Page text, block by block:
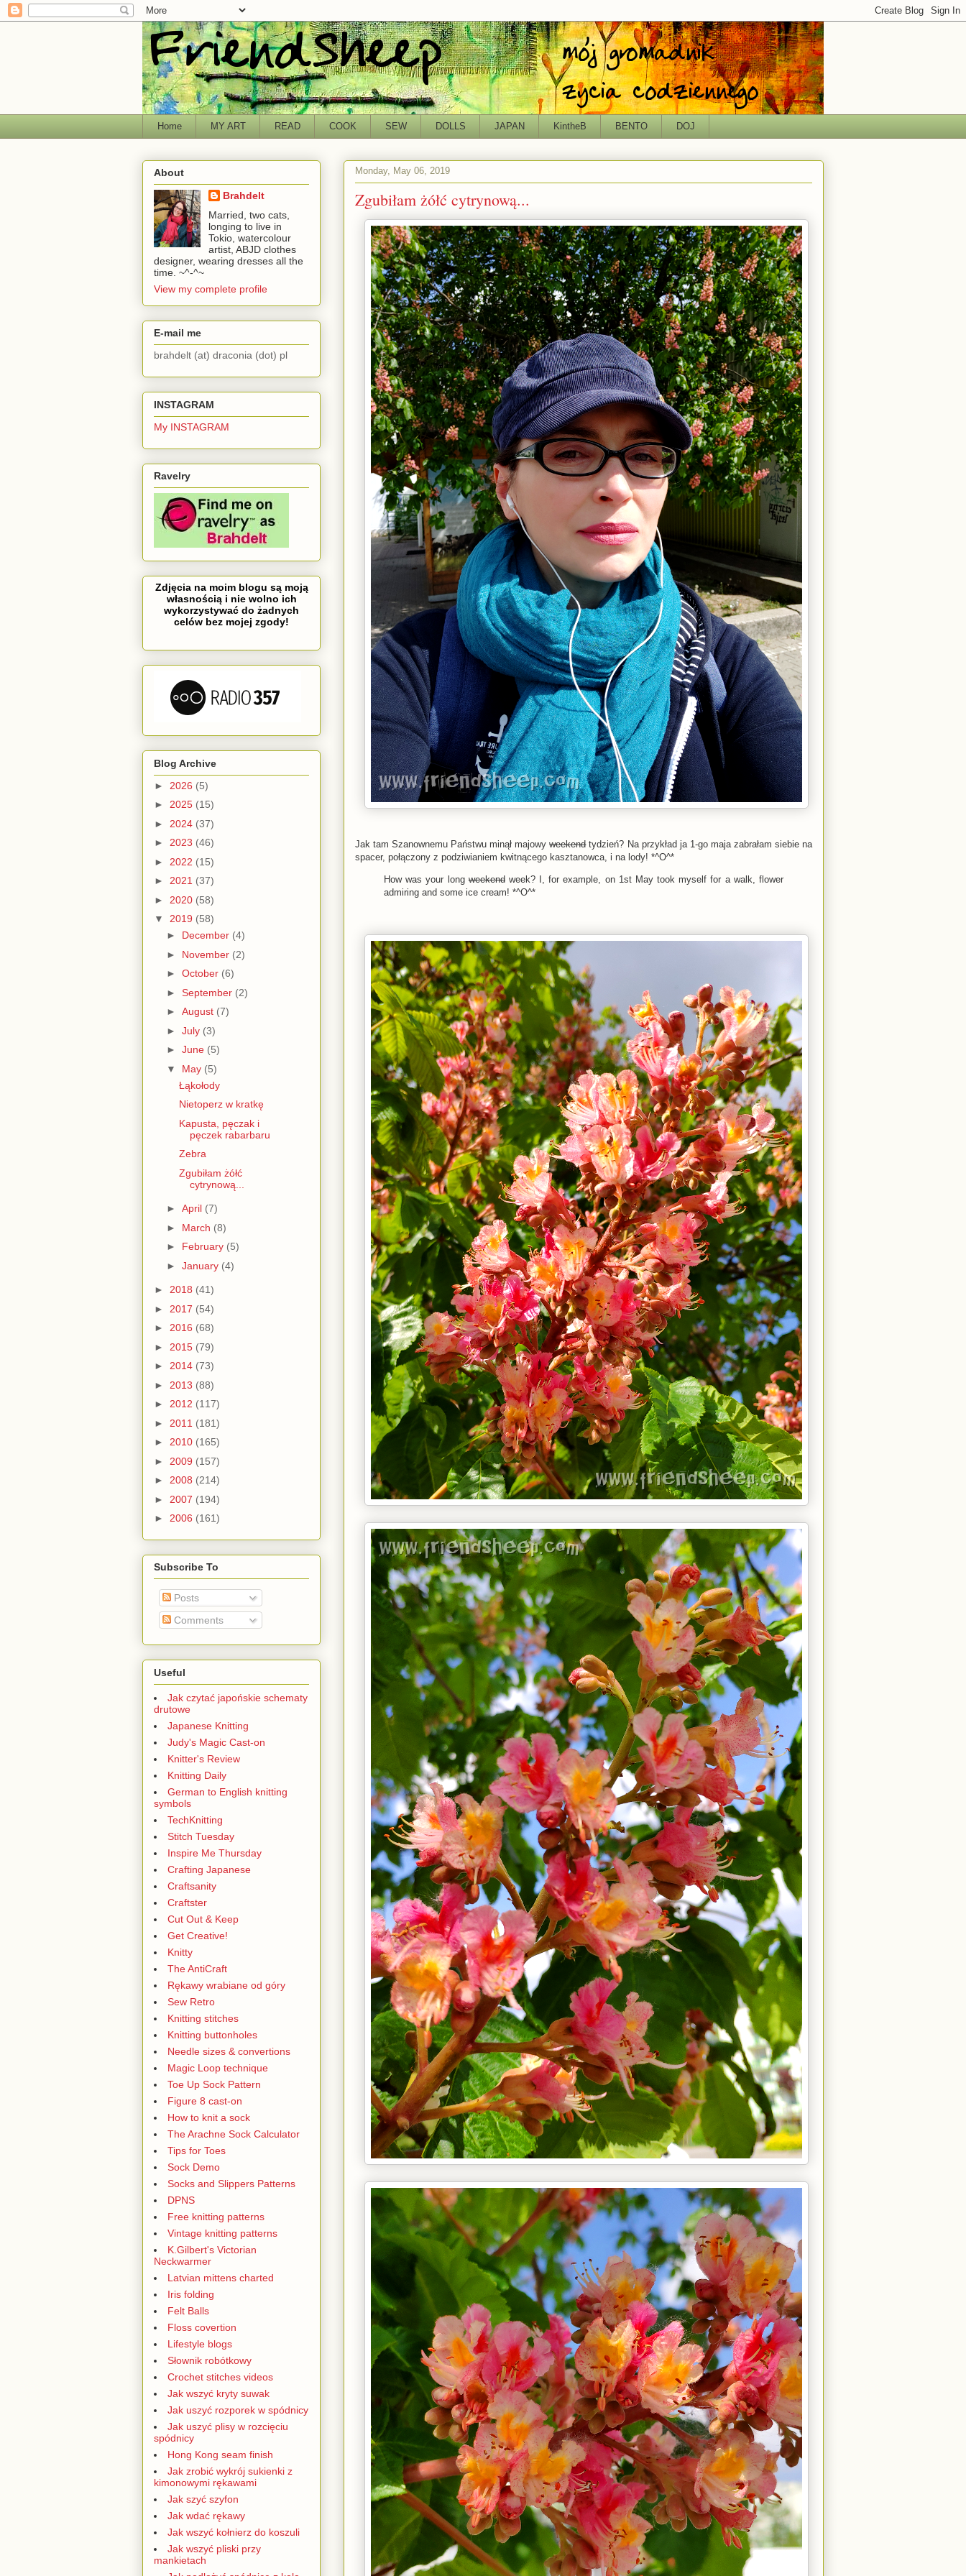
Home MY ART READ COOK SEW DOLLS JAPAN KintheB BENTO DOJ
Monday, May 06, 2019
Zgubiłam żółć cytrynową...
Jak tam Szanownemu Państwu minął majowyweekendtydzień? Na przykład ja 1-go maja zabrałam siebie na
spacer, połączony z podziwianiem kwitnącego kasztanowca, i na lody! *^O^*
How was your longweekendweek? I, for example, on 1st May took myself for a walk, flower
admiring and some ice cream! *^O^*
About
Brahdelt
Married, two cats,
longing to live in
Tokio, watercolour
artist, ABJD clothes
designer, wearing dresses all the
time. ~^-^~
View my complete profile
E-mail me
brahdelt (at) draconia (dot) pl
INSTAGRAM
My INSTAGRAM
Ravelry
Zdjęcia na moim blogu są moją
własnością i nie wolno ich
wykorzystywać do żadnych
celów bez mojej zgody!
Blog Archive
► 2026 (5)
► 2025 (15)
► 2024 (37)
► 2023 (46)
► 2022 (15)
► 2021 (37)
► 2020 (58)
▼ 2019 (58)
► December (4)
► November (2)
► October (6)
► September (2)
► August (7)
► July (3)
► June (5)
▼ May (5)
Łąkołody
Nietoperz w kratkę
Kapusta, pęczak i
pęczek rabarbaru
Zebra
Zgubiłam żółć
cytrynową...
► April (7)
► March (8)
► February (5)
► January (4)
► 2018 (41)
► 2017 (54)
► 2016 (68)
► 2015 (79)
► 2014 (73)
► 2013 (88)
► 2012 (117)
► 2011 (181)
► 2010 (165)
► 2009 (157)
► 2008 (214)
► 2007 (194)
► 2006 (161)
Subscribe To
Posts
Comments
Useful
Jak czytać japońskie schematy
drutowe
Japanese Knitting
Judy's Magic Cast-on
Knitter's Review
Knitting Daily
German to English knitting
symbols
TechKnitting
Stitch Tuesday
Inspire Me Thursday
Crafting Japanese
Craftsanity
Craftster
Cut Out & Keep
Get Creative!
Knitty
The AntiCraft
Rękawy wrabiane od góry
Sew Retro
Knitting stitches
Knitting buttonholes
Needle sizes & convertions
Magic Loop technique
Toe Up Sock Pattern
Figure 8 cast-on
How to knit a sock
The Arachne Sock Calculator
Tips for Toes
Sock Demo
Socks and Slippers Patterns
DPNS
Free knitting patterns
Vintage knitting patterns
K.Gilbert's Victorian
Neckwarmer
Latvian mittens charted
Iris folding
Felt Balls
Floss covertion
Lifestyle blogs
Słownik robótkowy
Crochet stitches videos
Jak wszyć kryty suwak
Jak uszyć rozporek w spódnicy
Jak uszyć plisy w rozcięciu
spódnicy
Hong Kong seam finish
Jak zrobić wykrój sukienki z
kimonowymi rękawami
Jak szyć szyfon
Jak wdać rękawy
Jak wszyć kołnierz do koszuli
Jak wszyć pliski przy
mankietach